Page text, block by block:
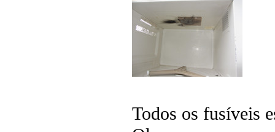
Todos os fusíveis